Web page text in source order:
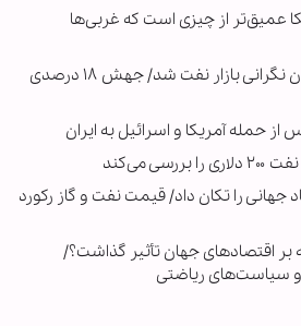
عمیق‌تر از چیزی است که غربی‌ها
تنگه هرمز دوباره کانون نگرانی بازار نفت شد/ جهش ۱۸ درصدی
حمله آمریکا و اسرائیل به ایران
می‌کند
جهانی را تکان داد/ قیمت نفت و گاز رکورد
بر اقتصادهای جهان تأثیر گذاشت؟/
سیاست‌های ریاضتی